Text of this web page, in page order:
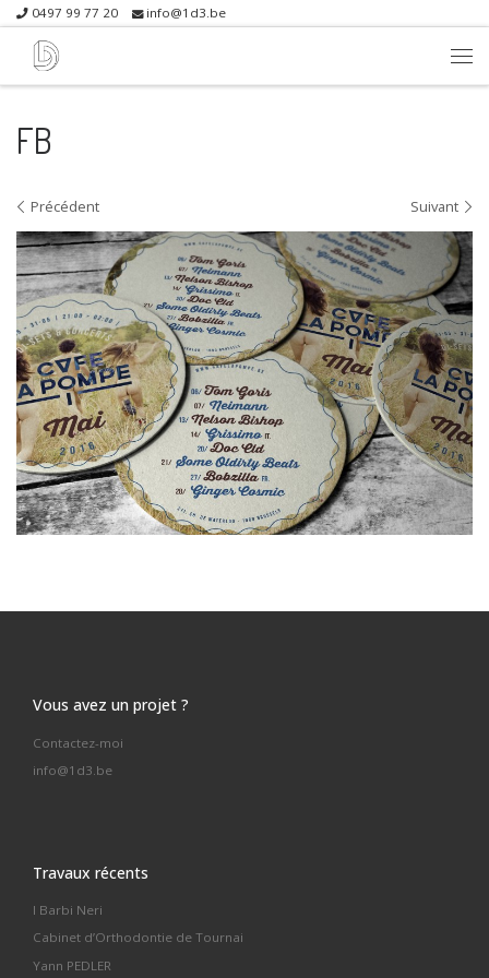
Skip to content
0497 99 77 20 info@1d3.be
FB
Navigation dans les images
Précédent Suivant
Vous avez un projet ?
Contactez-moi
info@1d3.be
Travaux récents
I Barbi Neri
Cabinet d’Orthodontie de Tournai
Yann PEDLER